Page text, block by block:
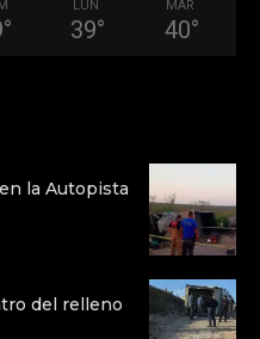
°
LUN
39°
MAR
40°
la Autopista
del relleno